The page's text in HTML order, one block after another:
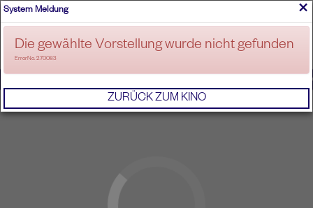
ANMELDEN
×
System Meldung
Die gewählte Vorstellung wurde nicht gefunden
ErrorNo. 270083
ZURÜCK ZUM KINO